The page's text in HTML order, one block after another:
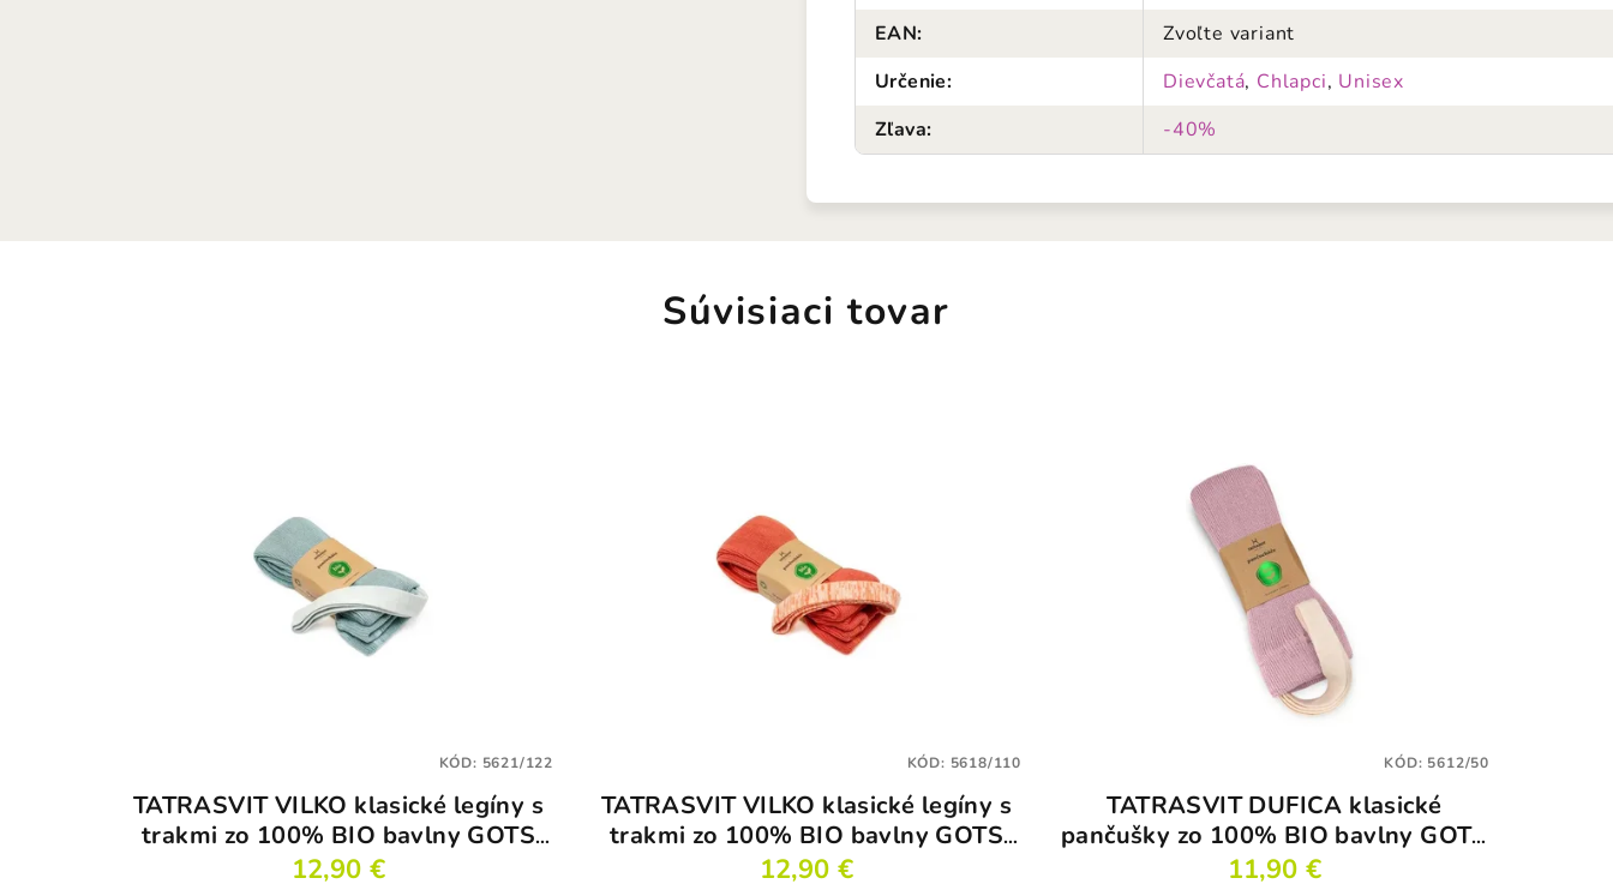
EAN:
Zvoľte variant
Určenie: Dievčatá, Chlapci, Unisex
Zľava: -40%
Súvisiaci tovar
TATRASVIT VILKO klasické legíny s
trakmi zo 100% BIO bavlny GOTS
modré
12,90 €
KÓD: 5621/122
TATRASVIT VILKO klasické legíny s
trakmi zo 100% BIO bavlny GOTS
tehlovočervené
12,90 €
KÓD: 5618/110
TATRASVIT DUFICA klasické
pančušky zo 100% BIO bavlny GOTS
ružové
11,90 €
KÓD: 5612/50